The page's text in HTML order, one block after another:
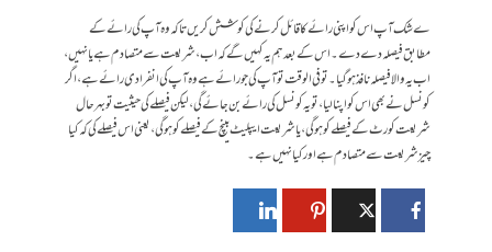
ے شک آپ اس کو اپنی رائے کا قائل کرنے کی کوشش کریں تاکہ وہ آپ کی رائے کے
مطابق فیصلہ دے دے۔ اس کے بعد ہم یہ کہیں گے کہ اب، شریعت سے متصادم ہے یا نہیں،
اب یہ والا فیصلہ نافذ ہو گیا۔ تو فی الوقت تو آپ کی جو رائے ہے وہ آپ کی انفرادی رائے ہے، اگر
کونسل نے بھی اس کو اپنا لیا، تو یہ کونسل کی رائے بن جائے گی، لیکن فیصلے کی حیثیت تو بہرحال
شریعت کورٹ کے فیصلے کو ہو گی، یا شریعت ایپلیٹ بینچ کے فیصلے کو ہو گی، یعنی اس فیصلے کی کہ کیا
چیز شریعت سے متصادم ہے اور کیا نہیں ہے۔